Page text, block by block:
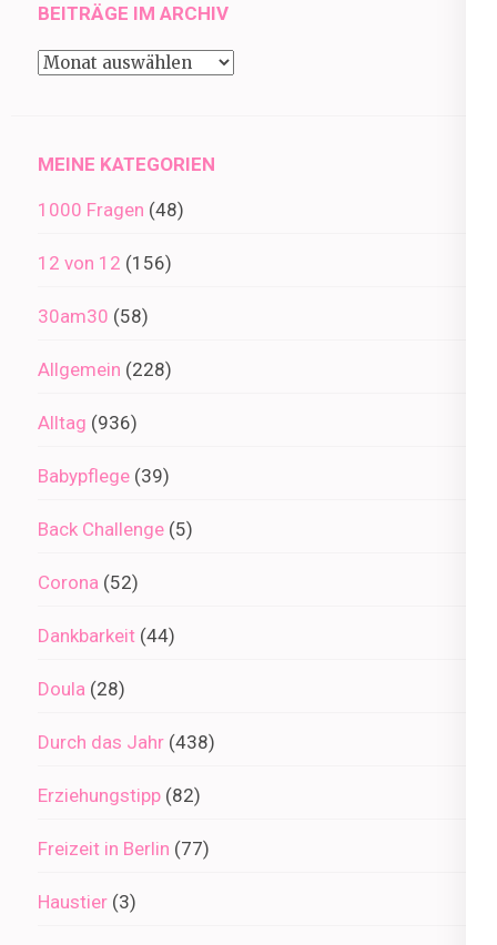
BEITRÄGE IM ARCHIV
Beiträge
MEINE KATEGORIEN
1000 Fragen (48)
12 von 12 (156)
30am30 (58)
Allgemein (228)
Alltag (936)
Babypflege (39)
Back Challenge (5)
Corona (52)
Dankbarkeit (44)
Doula (28)
Durch das Jahr (438)
Erziehungstipp (82)
Freizeit in Berlin (77)
Haustier (3)